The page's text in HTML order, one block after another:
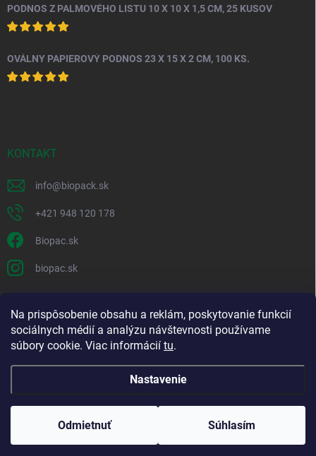
Na prispôsobenie obsahu a reklám, poskytovanie funkcií
sociálnych médií a analýzu návštevnosti používame
súbory cookie. Viac informácií tu.
Nastavenie
Odmietnuť Súhlasím
PODNOS Z PALMOVÉHO LISTU 10 X 10 X 1,5 CM, 25 KUSOV
OVÁLNY PAPIEROVÝ PODNOS 23 X 15 X 2 CM, 100 KS.
KONTAKT
info@biopack.sk
+421 948 120 178
Biopac.sk
biopac.sk
Good E-shops have logic. SALELOGICS
Vytvoril Shoptet
Copyright 2026Biopack. Všetky práva vyhradené.Upraviť nastavenie